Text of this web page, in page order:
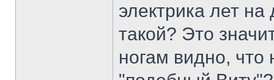
электрика лет на
такой? Это
ногам видно, что